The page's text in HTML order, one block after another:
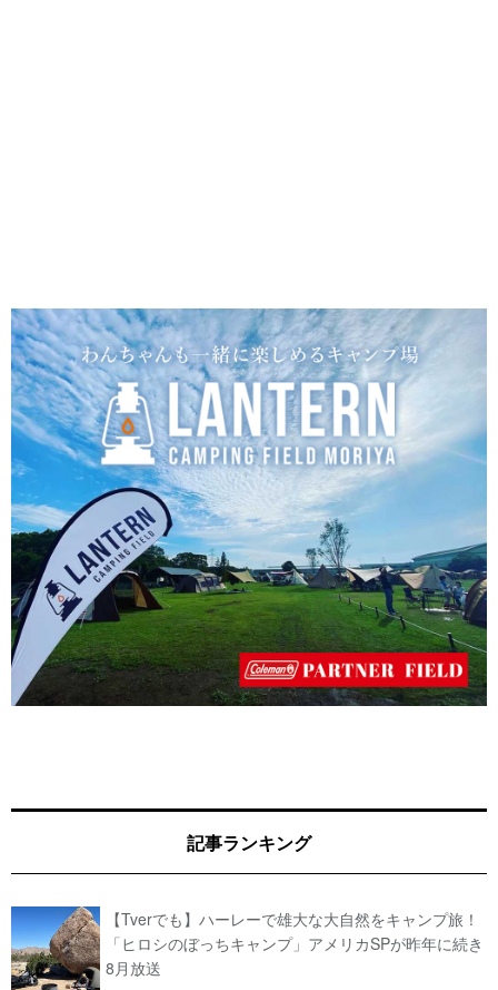
記事ランキング
【Tverでも】ハーレーで雄大な大自然をキャンプ旅！
「ヒロシのぼっちキャンプ」アメリカSPが昨年に続き
8月放送